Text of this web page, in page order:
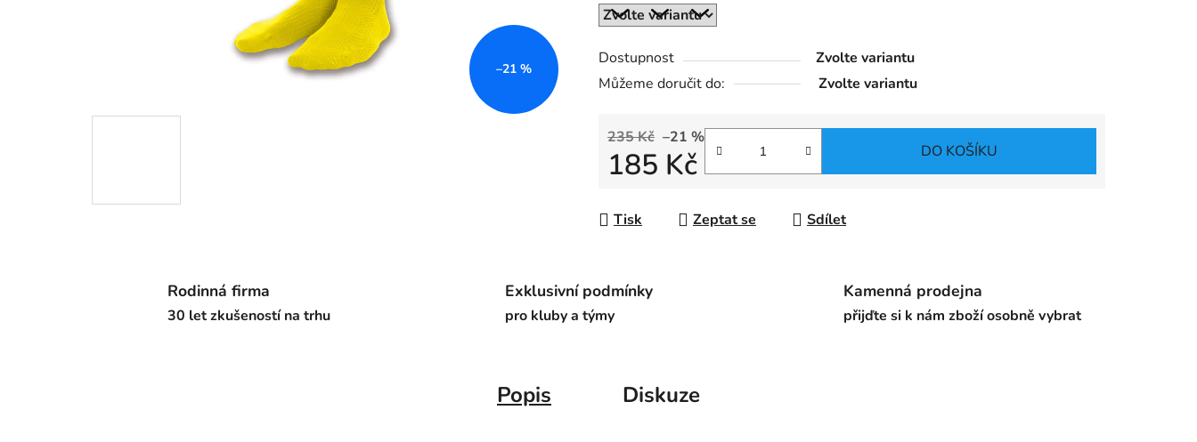
Dostupnost
Zvolte variantu
Můžeme doručit do:
Zvolte variantu
235 Kč –21 %
185 Kč DO KOŠÍKU
Tisk Zeptat se Sdílet
–21 %
Rodinná firma
30 let zkušeností na trhu
Exklusivní podmínky
pro kluby a týmy
Kamenná prodejna
přijďte si k nám zboží osobně vybrat
Popis Diskuze